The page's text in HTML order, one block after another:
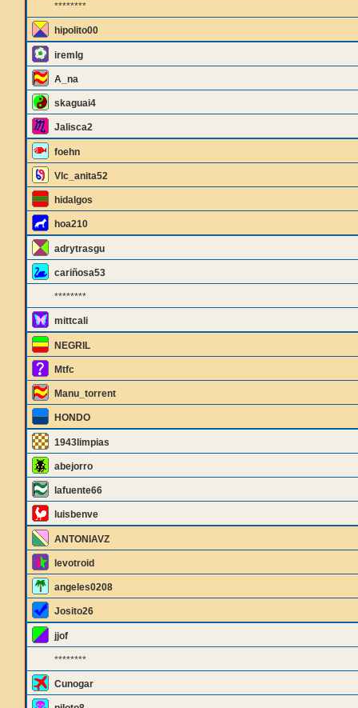
********
hipolito00
iremlg
A_na
skaguai4
Jalisca2
foehn
Vlc_anita52
hidalgos
hoa210
adrytrasgu
cariñosa53
********
mittcali
NEGRIL
Mtfc
Manu_torrent
HONDO
1943limpias
abejorro
lafuente66
luisbenve
ANTONIAVZ
levotroid
angeles0208
Josito26
jjof
********
Cunogar